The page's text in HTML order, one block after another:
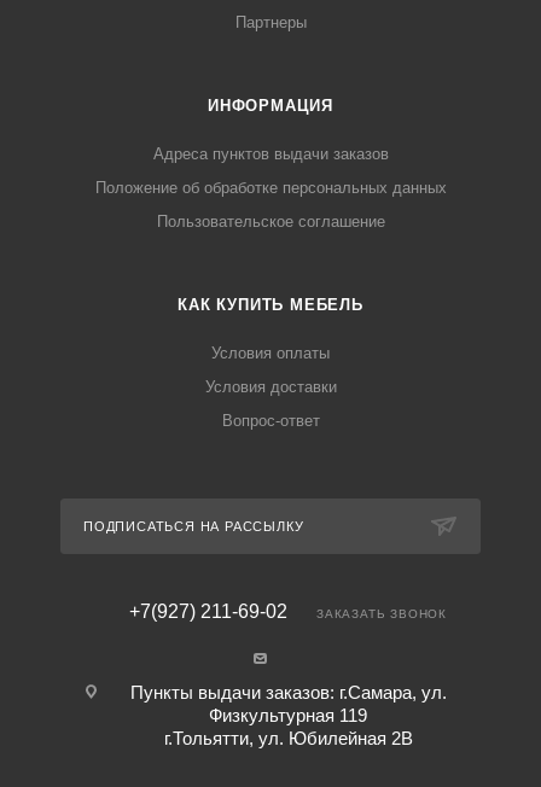
Партнеры
ИНФОРМАЦИЯ
Адреса пунктов выдачи заказов
Положение об обработке персональных данных
Пользовательское соглашение
КАК КУПИТЬ МЕБЕЛЬ
Условия оплаты
Условия доставки
Вопрос-ответ
ПОДПИСАТЬСЯ НА РАССЫЛКУ
+7(927) 211-69-02 ЗАКАЗАТЬ ЗВОНОК
Пункты выдачи заказов: г.Самара, ул.
Физкультурная 119
г.Тольятти, ул. Юбилейная 2В